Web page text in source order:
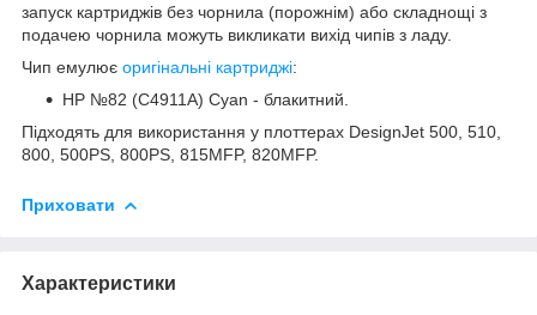
запуск картриджів без чорнила (порожнім) або складнощі з
подачею чорнила можуть викликати вихід чипів з ладу.
Чип емулює оригінальні картриджі:
HP №82 (C4911A) Cyan - блакитний.
Підходять для використання у плоттерах DesignJet 500, 510,
800, 500PS, 800PS, 815MFP, 820MFP.
Приховати
Характеристики